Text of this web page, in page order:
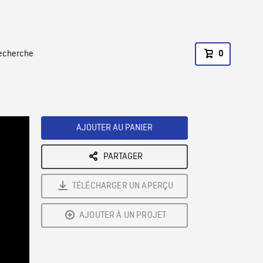
0
AJOUTER AU PANIER
PARTAGER
TÉLÉCHARGER UN APERÇU
AJOUTER À UN PROJET